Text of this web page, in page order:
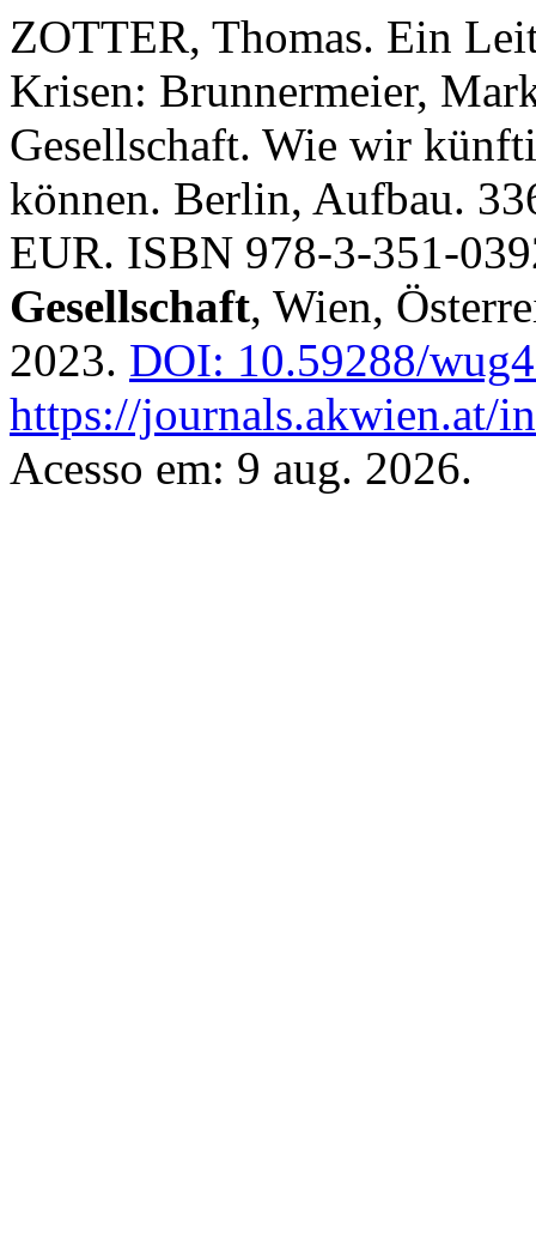
ZOTTER, Thomas. Ein
Krisen: Brunnermeier,
Gesellschaft. Wie wir
können. Berlin, Aufbau.
EUR. ISBN 978-3-351-
Gesellschaft, Wien,
2023. DOI: 10.59288/
https://journals.akwien.at/
Acesso em: 9 aug. 2026.